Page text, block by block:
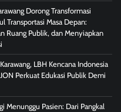
Dorong Transformasi
Transportasi Masa Depan:
Ruang Publik, dan Menyiapkan
LBH Kencana Indonesia
Perkuat Edukasi Publik Demi
Menunggu Pasien: Dari Pangkal